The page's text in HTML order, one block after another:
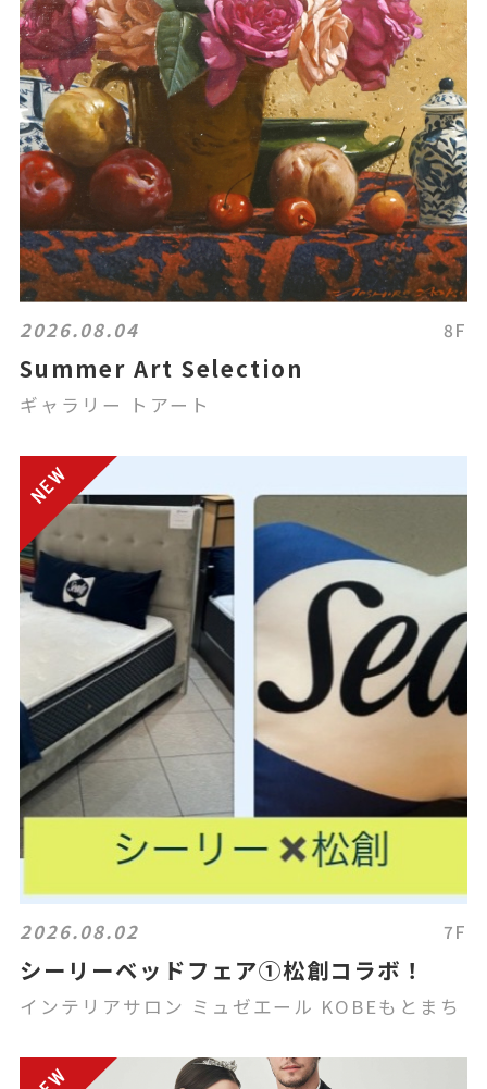
2026.08.04 8F
Summer Art Selection
ギャラリー トアート
2026.08.02 7F
シーリーベッドフェア①松創コラボ！
インテリアサロン ミュゼエール KOBEもとまち